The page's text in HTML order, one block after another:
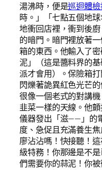
湯沸時，便是巡迴體
時。」「七點五個地
地衝回店裡，衝到後
的暗門。暗門裡放著
箱的東西。他輸入了
泥」（這是醬料界的
派才會用）。保險箱
閃爍著詭異紅色光芒
很像一個老式的對講
韭菜一樣的天線。他
儀器發出「滋——」的
度、急促且充滿養生
廖沾沾嗎！快接聽！
級特務！你那邊是不
們需要你的蒜泥！你